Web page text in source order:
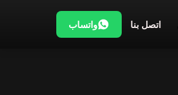
اتصل بنا واتساب